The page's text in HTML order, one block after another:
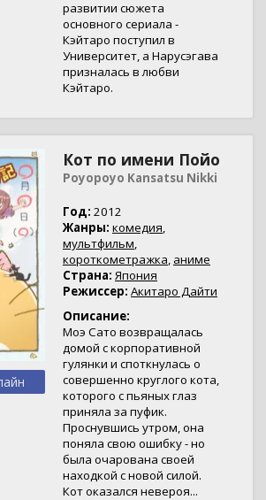
развитии сюжета
основного сериала -
Кэйтаро поступил в
Университет, а Нарусэгава
призналась в любви
Кэйтаро.
Кот по имени Пойо
Poyopoyo Kansatsu Nikki
Год: 2012
Жанры: комедия,
мультфильм,
короткометражка, аниме
Страна: Япония
Режиссер: Акитаро Дайти
Описание:
Моэ Сато возвращалась
домой с корпоративной
гулянки и споткнулась о
совершенно круглого кота,
которого с пьяных глаз
приняла за пуфик.
Проснувшись утром, она
поняла свою ошибку - но
была очарована своей
находкой с новой силой.
Кот оказался невероя...